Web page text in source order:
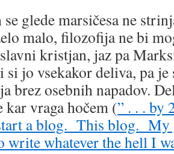
glede marsičesa ne
malo, filozofija ne bi
kristjan, jaz pa
si jo vsekakor deliva, pa
brez osebnih napadov.
kar vraga hočem (” . . . by
a blog. This blog.
whatever the hell I